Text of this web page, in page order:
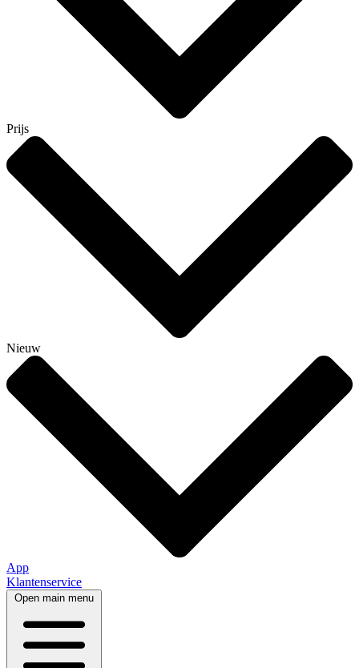
Prijs
Nieuw
App
Klantenservice
Open main menu